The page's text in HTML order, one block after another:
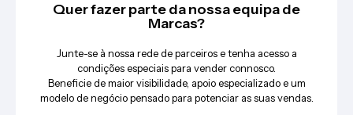
Quer fazer parte da nossa equipa de
Marcas?
Junte-se à nossa rede de parceiros e tenha acesso a
condições especiais para vender connosco.
Beneficie de maior visibilidade, apoio especializado e um
modelo de negócio pensado para potenciar as suas vendas.